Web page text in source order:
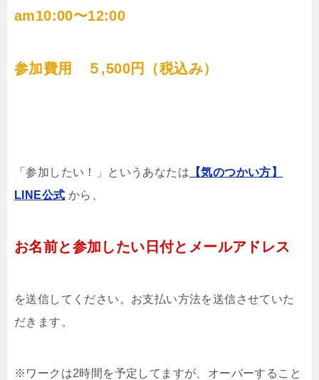
am10:00〜12:00
参加費用 ５,500円（税込み）
「参加したい！」というあなたは 【気のつかい方】
LINE公式 から、
お名前と参加したい日付とメールアドレス
を送信してください。お支払い方法を送信させていた
だきます。
※ワークは2時間を予定してますが、オーバーすること